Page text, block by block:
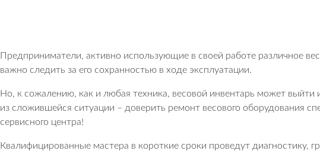
Предприниматели, активно использующие в своей работе различное
важно следить за его сохранностью в ходе эксплуатации.
Но, к сожалению, как и любая техника, весовой инвентарь может
из сложившейся ситуации – доверить ремонт весового оборудования
сервисного центра!
Квалифицированные мастера в короткие сроки проведут диагностику,